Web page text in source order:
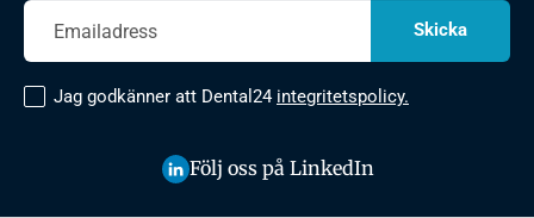
Jag godkänner att Dental24 integritetspolicy.
Följ oss på LinkedIn